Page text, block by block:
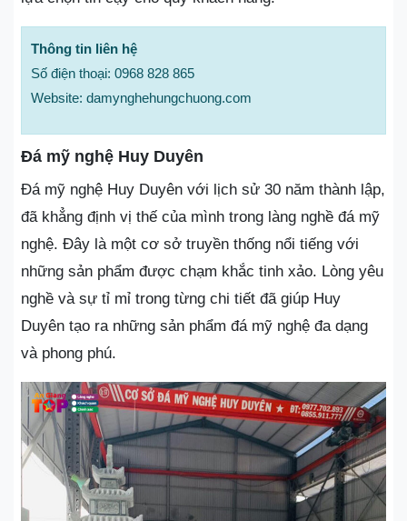
Thông tin liên hệ
Số điện thoại: 0968 828 865
Website: damynghehungchuong.com
Đá mỹ nghệ Huy Duyên
Đá mỹ nghệ Huy Duyên với lịch sử 30 năm thành lập,
đã khẳng định vị thế của mình trong làng nghề đá mỹ
nghệ. Đây là một cơ sở truyền thống nổi tiếng với
những sản phẩm được chạm khắc tinh xảo. Lòng yêu
nghề và sự tỉ mỉ trong từng chi tiết đã giúp Huy
Duyên tạo ra những sản phẩm đá mỹ nghệ đa dạng
và phong phú.